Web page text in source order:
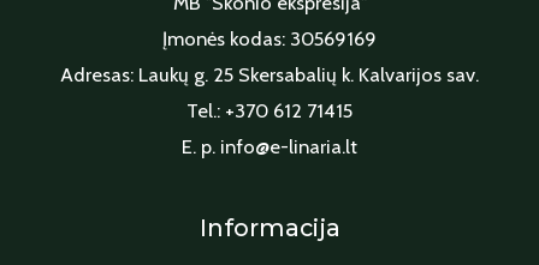
Įmonės kodas: 30569169
Adresas: Laukų g. 25 Skersabalių k. Kalvarijos sav.
Tel.: +370 612 71415
E. p. info@e-linaria.lt
Informacija